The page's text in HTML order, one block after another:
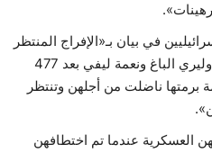
في بيان بـ«الإفراج المنتظر
عن دانييل جلبوع، وكارينا أرييف، وليري الباغ ونعمة ليفي بعد 477
برمتها ناضلت من أجلهن وتنتظر
العسكرية عندما تم اختطافهن